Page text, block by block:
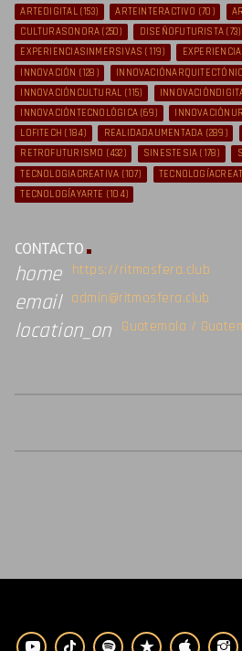
ARTEDIGITAL(153) ARTEINTERACTIVO (70)
CULTURASONORA (250) DISEÑOFUTURISTA (73)
EXPERIENCIASINMERSIVAS (119)
INNOVACIÓN (128)
INNOVACIÓNCULTURAL (115)
INNOVACIÓNTECNOLÓGICA (69)
LOFITECH (184) REALIDADAUMENTADA (289)
RETROFUTURISMO (432) SINESTESIA (178)
TECNOLOGIACREATIVA (107)
TECNOLOGÍAYARTE (104)
CONTACTO
home https://ritmosfera.club
email admin@ritmosfera.club
location_on Guatemala /